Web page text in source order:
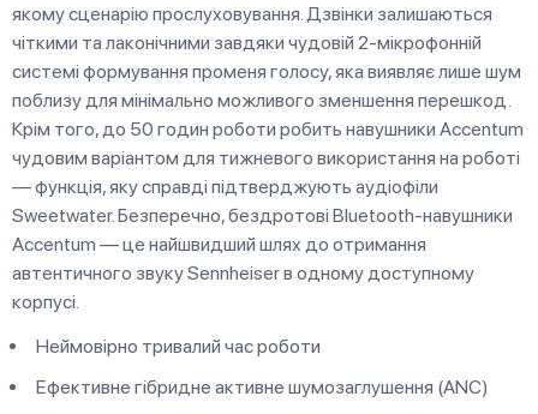
якому сценарію прослуховування. Дзвінки залишаються
чіткими та лаконічними завдяки чудовій 2-мікрофонній
системі формування променя голосу, яка виявляє лише шум
поблизу для мінімально можливого зменшення перешкод.
Крім того, до 50 годин роботи робить навушники Accentum
чудовим варіантом для тижневого використання на роботі
— функція, яку справді підтверджують аудіофіли
Sweetwater. Безперечно, бездротові Bluetooth-навушники
Accentum — це найшвидший шлях до отримання
автентичного звуку Sennheiser в одному доступному
корпусі.
Неймовірно тривалий час роботи
Ефективне гібридне активне шумозаглушення (ANC)